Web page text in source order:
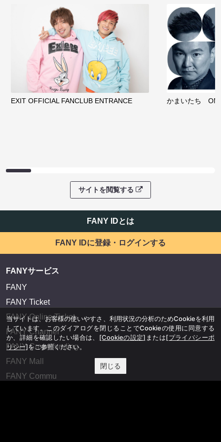
EXIT OFFICIAL FANCLUB ENTRANCE かまいたち
サイトを閲覧する
FANY IDとは
FANY IDに登録・ログインする
FANYサービス
FANY
FANY Ticket
FANY Online Ticket
FANY Channel
FANY Crowdfunding
FANY Mall
FANY Commu
当サイトは、お客様の使いやすさ、利用状況の分析のためCookieを利用
しています。このダイアログを閉じることでCookieの使用に同意する
か、詳細を確認したい場合は、 [Cookieの設定] または[プライバシーポ
リシー]をご参照ください。
閉じる